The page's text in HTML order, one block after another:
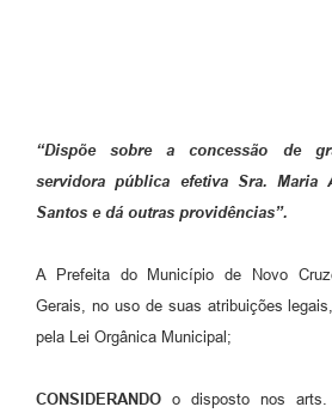
“Dispõe sobre a concessão de
servidora pública efetiva Sra. Maria
Santos e dá outras providências”.
A Prefeita do Município de Novo
Gerais, no uso de suas atribuições
pela Lei Orgânica Municipal;
CONSIDERANDO o disposto nos